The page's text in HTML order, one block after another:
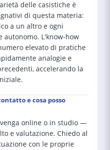
delle casistiche è
di questa materia:
a un altro e ogni
autonomo. L'know-how
elevato di pratiche
analogie e
accelerando la
e cosa posso
online o in studio —
e valutazione. Chiedo al
con le proprie